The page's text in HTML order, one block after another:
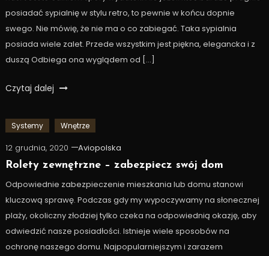
posiadać sypialnię w stylu retro, to pewnie w końcu dopnie
swego. Nie mówię, że nie ma o co zabiegać. Taka sypialnia
posiada wiele zalet. Przede wszystkim jest piękna, elegancka i z
duszą Odbiega ona wyglądem od […]
Czytaj dalej
Systemy Wnętrze
12 grudnia, 2020
Aviopolska
Rolety zewnętrzne – zabezpiecz swój dom
Odpowiednie zabezpieczenie mieszkania lub domu stanowi
kluczową sprawę. Podczas gdy my wypoczywamy na słonecznej
plaży, okoliczny złodziej tylko czeka na odpowiednią okazję, aby
odwiedzić nasze posiadłości. Istnieje wiele sposobów na
ochronę naszego domu. Najpopularniejszym i zarazem